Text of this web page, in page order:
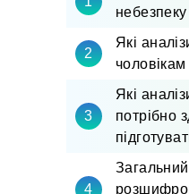
Які
чоловікам
Які
потрібно
Загальний